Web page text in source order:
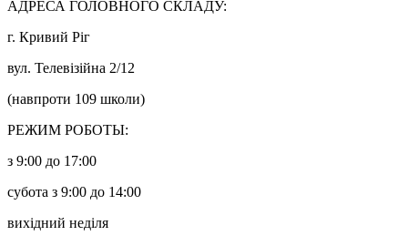
АДРЕСА ГОЛОВНОГО СКЛАДУ:
г. Кривий Ріг
вул. Телевізійна 2/12
(навпроти 109 школи)
РЕЖИМ РОБОТЫ:
з 9:00 до 17:00
субота з 9:00 до 14:00
вихідний неділя